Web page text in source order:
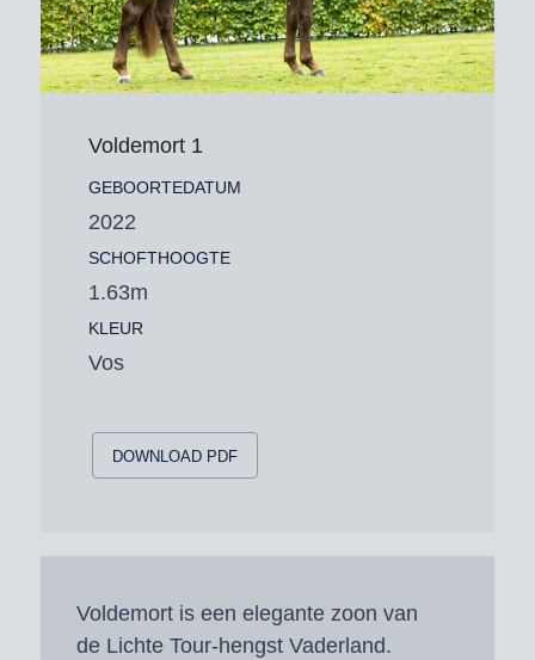
Voldemort 1
GEBOORTEDATUM
2022
SCHOFTHOOGTE
1.63m
KLEUR
Vos
DOWNLOAD PDF
Voldemort is een elegante zoon van
de Lichte Tour-hengst Vaderland.